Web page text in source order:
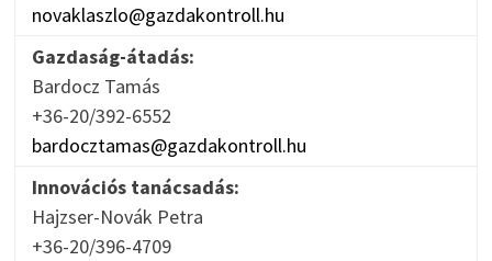
novaklaszlo@gazdakontroll.hu
Gazdaság-átadás:
Bardocz Tamás
+36-20/392-6552
bardocztamas@gazdakontroll.hu
Innovációs tanácsadás:
Hajzser-Novák Petra
+36-20/396-4709